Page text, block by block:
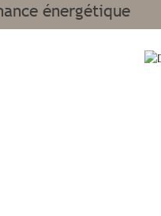
énergétique